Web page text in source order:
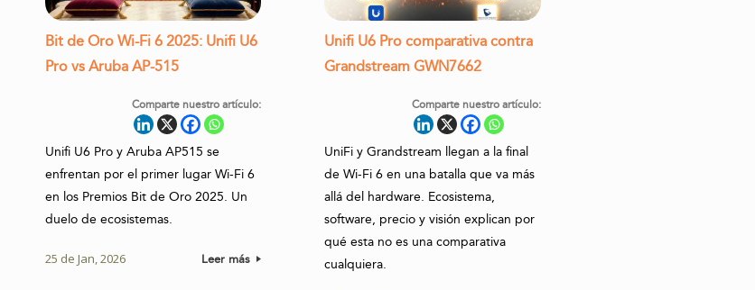
Bit de Oro Wi-Fi 6 2025: Unifi U6
Pro vs Aruba AP-515
Comparte nuestro artículo:
Unifi U6 Pro y Aruba AP515 se
enfrentan por el primer lugar Wi-Fi 6
en los Premios Bit de Oro 2025. Un
duelo de ecosistemas.
25 de Jan, 2026 Leer más
Unifi U6 Pro comparativa contra
Grandstream GWN7662
Comparte nuestro artículo:
UniFi y Grandstream llegan a la final
de Wi-Fi 6 en una batalla que va más
allá del hardware. Ecosistema,
software, precio y visión explican por
qué esta no es una comparativa
cualquiera.